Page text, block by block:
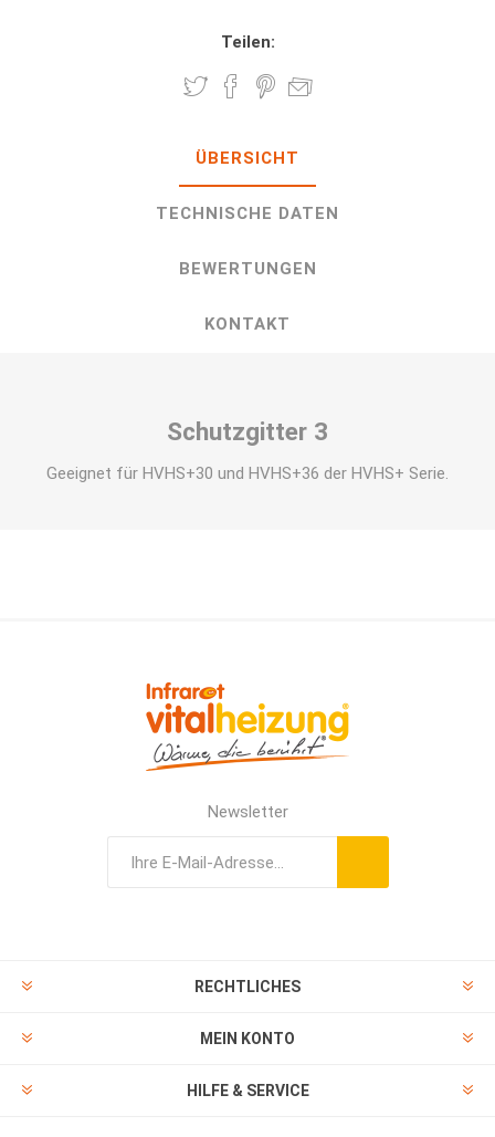
Teilen:
ÜBERSICHT
TECHNISCHE DATEN
BEWERTUNGEN
KONTAKT
Schutzgitter 3
Geeignet für HVHS+30 und HVHS+36 der HVHS+ Serie.
Newsletter
RECHTLICHES
MEIN KONTO
HILFE & SERVICE